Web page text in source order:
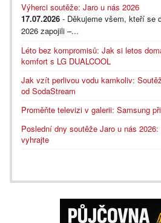
Výherci soutěže: Jaro u nás 2026
17.07.2026 - Děkujeme všem, kteří se
2026 zapojili –...
Léto bez kompromisů: Jak si letos
komfort s LG DUALCOOL
Jak vzít perlivou vodu kamkoliv:
od SodaStream
Proměňte televizi v galerii: Samsung
Poslední dny soutěže Jaro u nás
vyhrajte